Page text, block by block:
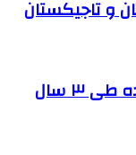
و تاجیکستان